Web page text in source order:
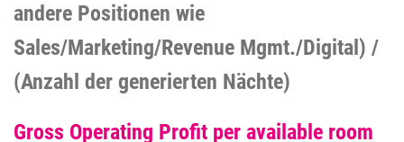
andere Positionen wie
Sales/Marketing/Revenue Mgmt./Digital) /
(Anzahl der generierten Nächte)
Gross Operating Profit per available room